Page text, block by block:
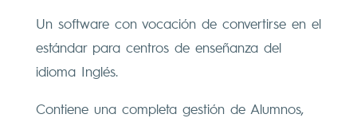
Un software con vocación de convertirse en el
estándar para centros de enseñanza del
idioma Inglés.
Contiene una completa gestión de Alumnos,